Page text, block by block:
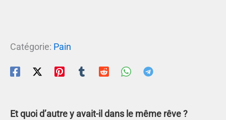
Catégorie: Pain
Et quoi d’autre y avait-il dans le même rêve ?